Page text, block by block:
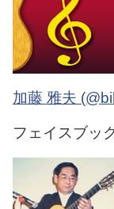
加藤 雅夫
フェイスブッ